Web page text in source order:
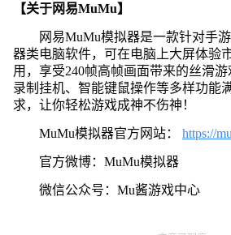
【关于网易MuMu】
网易MuMu模拟器是一款针对手
器类电脑软件，可在电脑上大屏体验
用，享受240帧高帧画面带来的丝滑
录制挂机、智能键鼠操作等多样功能
求，让你轻松游戏成神不伤神！
MuMu模拟器官方网站： https://
官方微博：MuMu模拟器
微信公众号：Mu酱游戏中心